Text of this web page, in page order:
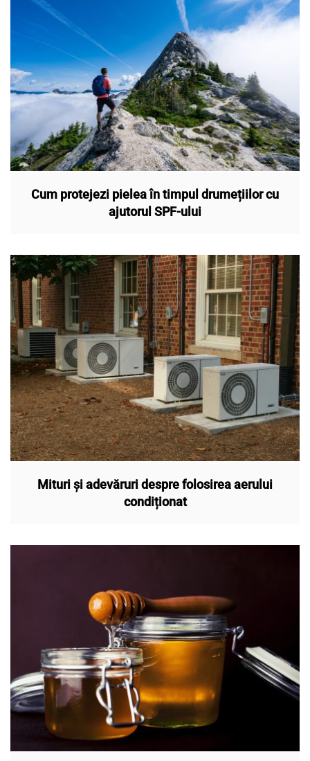
Cum protejezi pielea în timpul drumețiilor cu
ajutorul SPF-ului
Mituri și adevăruri despre folosirea aerului
condiționat